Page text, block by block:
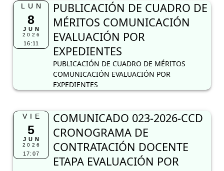
LUN
8
JUN
2026
16:11
PUBLICACIÓN DE CUADRO DE
MÉRITOS COMUNICACIÓN
EVALUACIÓN POR
EXPEDIENTES
PUBLICACIÓN DE CUADRO DE MÉRITOS
COMUNICACIÓN EVALUACIÓN POR
EXPEDIENTES
VIE
5
JUN
2026
17:07
COMUNICADO 023-2026-CCD
CRONOGRAMA DE
CONTRATACIÓN DOCENTE
ETAPA EVALUACIÓN POR